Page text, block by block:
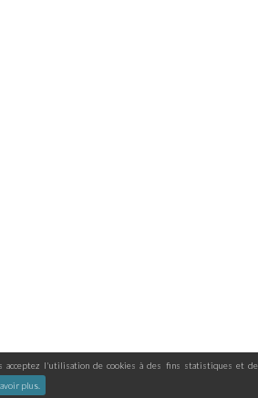
acceptez l'utilisation de cookies à des fins statistiques et de
plus.